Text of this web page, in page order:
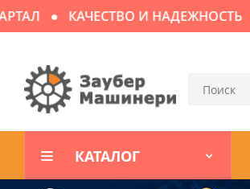
КАЧЕСТВО И НАДЕЖНОСТЬ
КАТАЛОГ